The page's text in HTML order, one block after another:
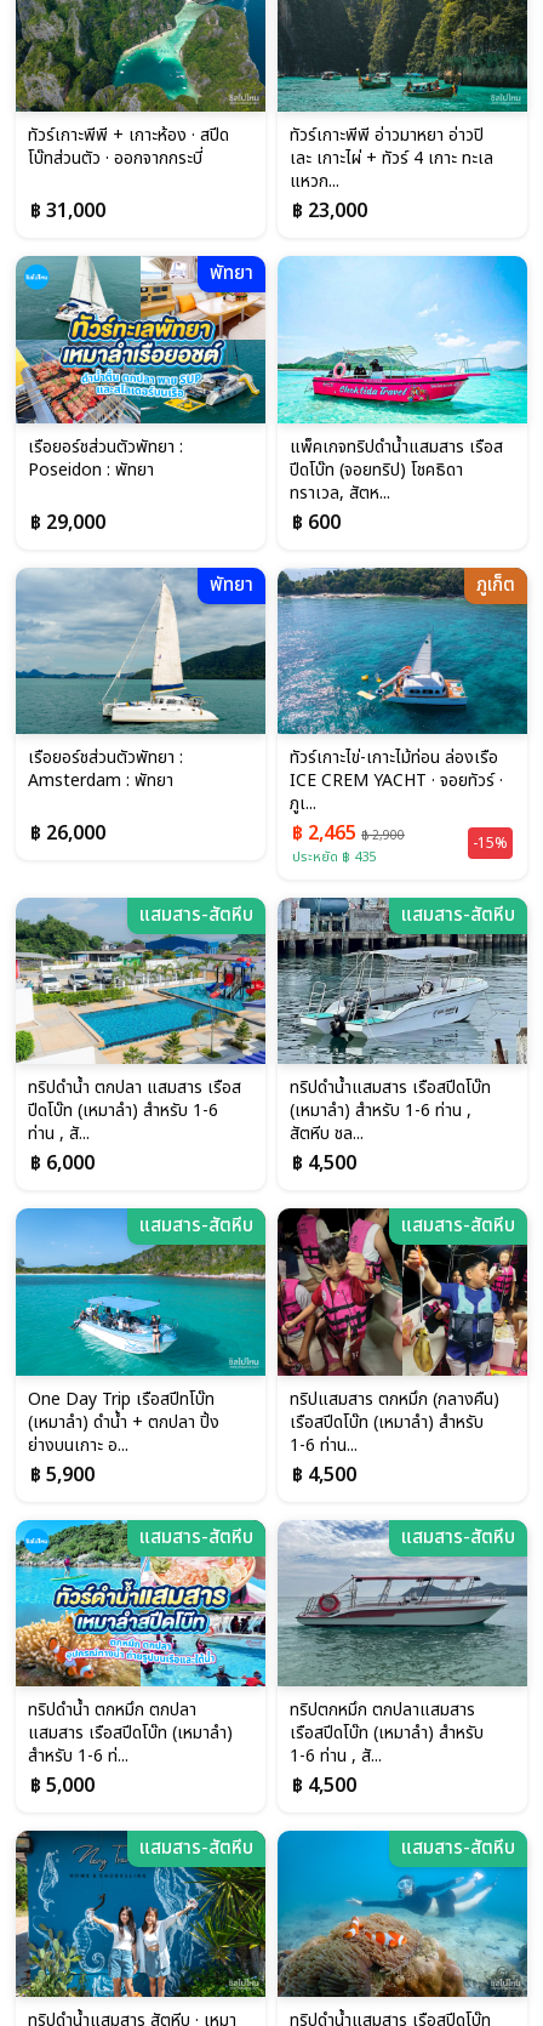
ทัวร์เกาะพีพี + เกาะห้อง · สปีด
โบ๊ทส่วนตัว · ออกจากกระบี่
฿ 31,000
ทัวร์เกาะพีพี อ่าวมาหยา อ่าวปิ
เละ เกาะไผ่ + ทัวร์ 4 เกาะ ทะเล
แหวก...
฿ 23,000
พัทยา
เรือยอร์ชส่วนตัวพัทยา :
Poseidon : พัทยา
฿ 29,000
แพ็คเกจทริปดำน้ำแสมสาร เรือส
ปีดโบ๊ท (จอยทริป) โชคธิดา
ทราเวล, สัตห...
฿ 600
พัทยา
เรือยอร์ชส่วนตัวพัทยา :
Amsterdam : พัทยา
฿ 26,000
ภูเก็ต
ทัวร์เกาะไข่-เกาะไม้ท่อน ล่องเรือ
ICE CREM YACHT · จอยทัวร์ ·
ภูเ...
฿ 2,465 ฿ 2,900
ประหยัด ฿ 435
-15%
แสมสาร-สัตหีบ
ทริปดำน้ำ ตกปลา แสมสาร เรือส
ปีดโบ๊ท (เหมาลำ) สำหรับ 1-6
ท่าน , สั...
฿ 6,000
แสมสาร-สัตหีบ
ทริปดำน้ำแสมสาร เรือสปีดโบ๊ท
(เหมาลำ) สำหรับ 1-6 ท่าน ,
สัตหีบ ชล...
฿ 4,500
แสมสาร-สัตหีบ
One Day Trip เรือสปีทโบ๊ท
(เหมาลำ) ดำน้ำ + ตกปลา ปิ้ง
ย่างบนเกาะ อ...
฿ 5,900
แสมสาร-สัตหีบ
ทริปแสมสาร ตกหมึก (กลางคืน)
เรือสปีดโบ๊ท (เหมาลำ) สำหรับ
1-6 ท่าน...
฿ 4,500
แสมสาร-สัตหีบ
ทริปดำน้ำ ตกหมึก ตกปลา
แสมสาร เรือสปีดโบ๊ท (เหมาลำ)
สำหรับ 1-6 ท่...
฿ 5,000
แสมสาร-สัตหีบ
ทริปตกหมึก ตกปลาแสมสาร
เรือสปีดโบ๊ท (เหมาลำ) สำหรับ
1-6 ท่าน , สั...
฿ 4,500
แสมสาร-สัตหีบ
ทริปดำน้ำแสมสาร สัตหีบ · เหมา
แสมสาร-สัตหีบ
ทริปดำน้ำแสมสาร เรือสปีดโบ๊ท